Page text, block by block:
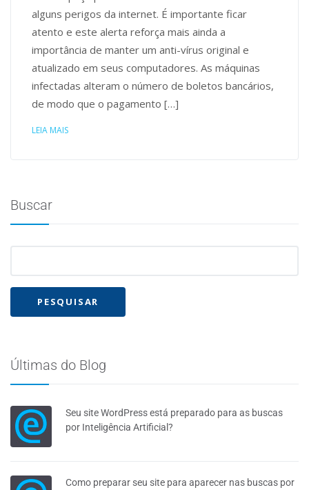
alguns perigos da internet. É importante ficar
atento e este alerta reforça mais ainda a
importância de manter um anti-vírus original e
atualizado em seus computadores. As máquinas
infectadas alteram o número de boletos bancários,
de modo que o pagamento […]
LEIA MAIS
Buscar
Últimas do Blog
Seu site WordPress está preparado para as buscas
por Inteligência Artificial?
Como preparar seu site para aparecer nas buscas por